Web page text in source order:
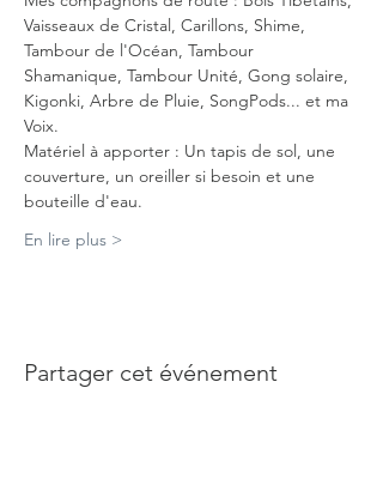
Vaisseaux de Cristal, Carillons, Shime,
Tambour de l'Océan, Tambour
Shamanique, Tambour Unité, Gong solaire,
Kigonki, Arbre de Pluie, SongPods... et ma
Voix.
Matériel à apporter : Un tapis de sol, une
couverture, un oreiller si besoin et une
bouteille d'eau.
En lire plus >
Partager cet événement